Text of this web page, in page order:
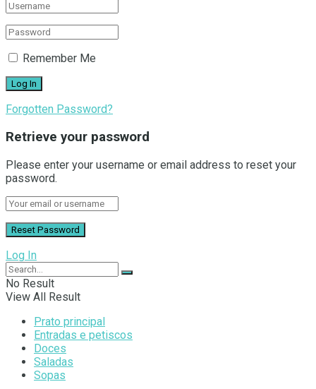
Remember Me
Forgotten Password?
Retrieve your password
Please enter your username or email address to reset your
password.
Log In
No Result
View All Result
Prato principal
Entradas e petiscos
Doces
Saladas
Sopas